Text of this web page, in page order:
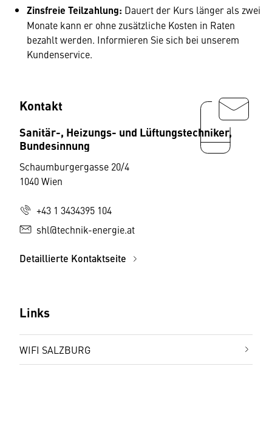
Zinsfreie Teilzahlung: Dauert der Kurs länger als zwei
Monate kann er ohne zusätzliche Kosten in Raten
bezahlt werden. Informieren Sie sich bei unserem
Kundenservice.
Kontakt
Sanitär-, Heizungs- und Lüftungstechniker,
Bundesinnung
Schaumburgergasse 20/4
1040 Wien
+43 1 3434395 104
shl@technik-energie.at
Detaillierte Kontaktseite
Links
WIFI SALZBURG